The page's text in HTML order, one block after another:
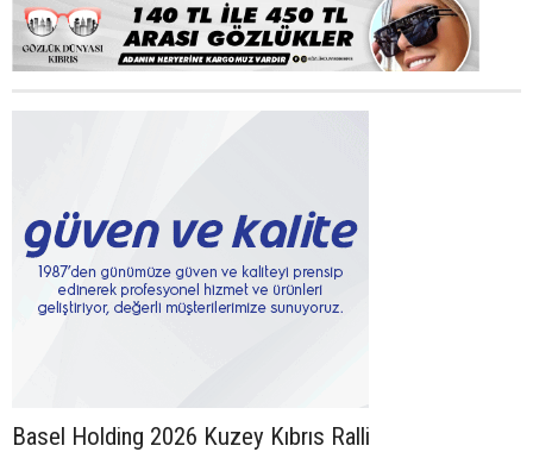
Basel Holding 2026 Kuzey Kıbrıs Ralli